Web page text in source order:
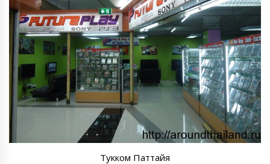
Тукком Паттайя